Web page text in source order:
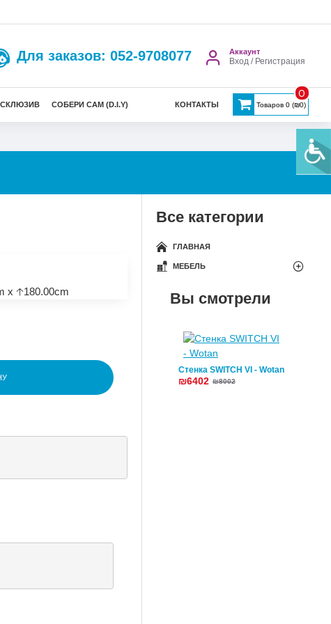
Для заказов: 052-9708077 Аккаунт
Вход / Регистрация
СОБЕРИ САМ (D.I.Y) КОНТАКТЫ Товаров 0 (₪0)
0
x 🡡180.00cm
Все категории
ГЛАВНАЯ
МЕБЕЛЬ
Вы смотрели
Стенка SWITCH VI - Wotan
₪6402 ₪8002